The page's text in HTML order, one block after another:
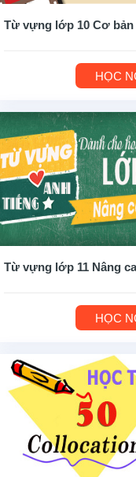
Từ vựng lớp 10 Cơ bản
HỌC
Từ vựng lớp 11 Nâng
HỌC